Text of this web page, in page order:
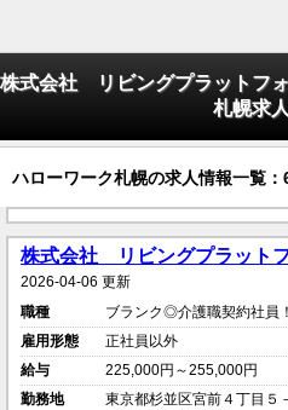
株式会社 リビングプラットフ
札幌求
ハローワーク札幌の求人情報一覧：
株式会社 リビングプラット
2026-04-06 更新
職種
ブランク◎介護職契約社員
雇用形態
正社員以外
給与
225,000円～255,000円
勤務地
東京都杉並区宮前４丁目５